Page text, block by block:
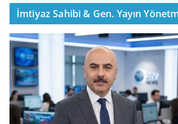
İmtiyaz Sahibi & Gen. Yayın